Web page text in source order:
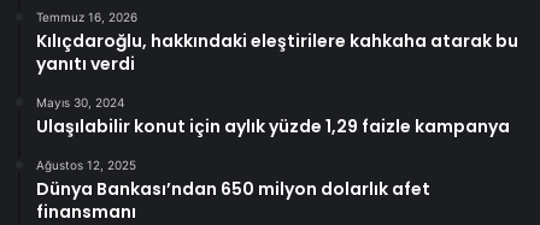
Temmuz 16, 2026
Kılıçdaroğlu, hakkındaki eleştirilere kahkaha atarak bu
yanıtı verdi
Mayıs 30, 2024
Ulaşılabilir konut için aylık yüzde 1,29 faizle kampanya
Ağustos 12, 2025
Dünya Bankası’ndan 650 milyon dolarlık afet
finansmanı